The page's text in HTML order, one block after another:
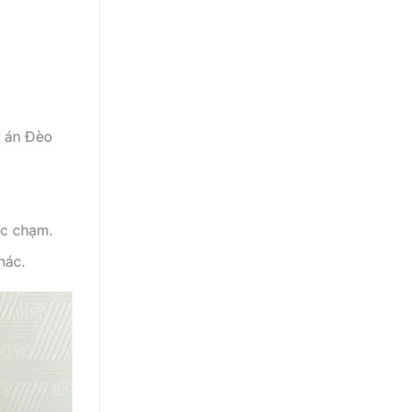
án Đèo
chạm.